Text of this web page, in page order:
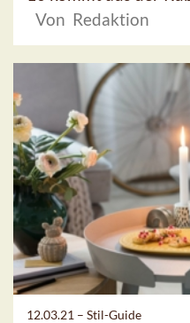
Von Redaktion
12.03.21 – Stil-Guide